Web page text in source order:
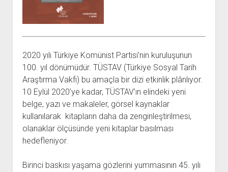
BARIŞ HAREKETLERİ ARŞİV FONU
DAVA DOSYALARI ARŞİV FONU
GÖRSEL-İŞİTSEL ARŞİV FONU
ARŞİVLERDEN YARARLANMA KOŞULLARI
SOL HAREKETLER KİTAPLIĞI
EMEK HAREKETİ KİTAPLIĞI
BARIŞ HAREKETİ KİTAPLIĞI
GENÇLİK HAREKETİ KİTAPLIĞI
KADIN HAREKETİ KİTAPLIĞI
ÖĞRETMEN HAREKETİ KİTAPLIĞI
ANTİKOMÜNİZM KİTAPLIĞI
AYDINLIK KÜLLİYATI KİTAPLIĞI
NÂZIM HİKMET KİTAPLIĞI
KERİM SADİ KİTAPLIĞI
ÜYE BAŞVURU FORMU
ARŞİVLERDEN YARARLANMA FORMU
KİTAP ABONE FORMU
İLETİŞİM
İLETİŞİM BİLGİLERİ
BANKA HESAPLARIMIZ
ÇALIŞMA GÜNLERİMİZ
2020 yılı Türkiye Komünist Partisi’nin kuruluşunun
100. yıl dönümüdür. TÜSTAV (Türkiye Sosyal Tarih
Araştırma Vakfı) bu amaçla bir dizi etkinlik plânlıyor.
10 Eylül 2020’ye kadar, TÜSTAV’ın elindeki yeni
belge, yazı ve makaleler, görsel kaynaklar
kullanılarak kitapların daha da zenginleştirilmesi,
olanaklar ölçüsünde yeni kitaplar basılması
hedefleniyor.
Birinci baskısı yaşama gözlerini yummasının 45. yılı